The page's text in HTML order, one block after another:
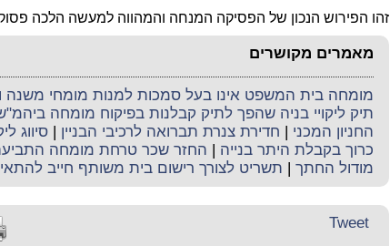
זהו הפירוש הנכון של הפסיקה המנחה והמהווה למעשה הלכה
מאמרים מקושרים
מומחה בית המשפט אינו בעל סמכות למנות מומחי משנה
תיק ליקויי בניה שהפך לתיק קבלנות בפיקוח מומחה
החניון המכני | חדירת צנרת תברואה לרכיבי הבניין | סיווג
כרוך בקבלת היתר בנייה | החזר שכר טרחת מומחה
מודול החתך | תשריט לצורך רישום בית משותף חייב
Tweet